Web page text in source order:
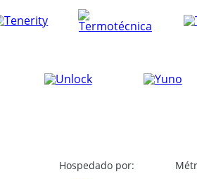
Hospedado por: